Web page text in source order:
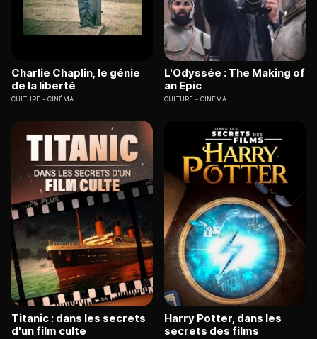
Charlie Chaplin, le génie
de la liberté
CULTURE CINÉMA
L'Odyssée : The Making of
an Epic
CULTURE CINÉMA
Titanic : dans les secrets
d'un film culte
Harry Potter, dans les
secrets des films